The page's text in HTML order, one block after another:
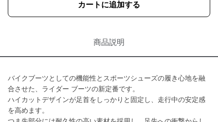
カートに追加する
商品説明
バイクブーツとしての機能性とスポーツシューズの履き心地を融
合させた、ライダー ブーツの新定番です。
ハイカットデザインが足首をしっかりと固定し、走行中の安定感
を高めます。